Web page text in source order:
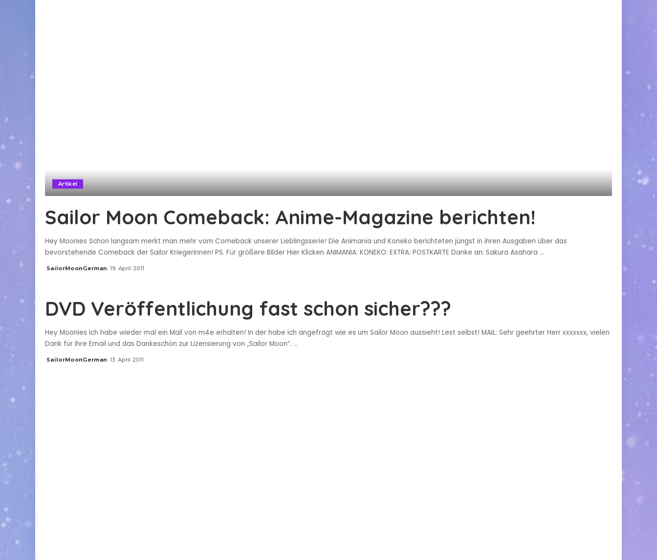
Artikel
Sailor Moon Comeback: Anime-Magazine berichten!
Hey Moonies Schon langsam merkt man mehr vom Comeback unserer Lieblingsserie! Die Animania und Koneko berichteten jüngst in ihren Ausgaben über das
bevorstehende Comeback der Sailor Kriegerinnen! PS. Für größere Bilder Hier Klicken ANIMANIA: KONEKO: EXTRA: POSTKARTE Danke an: Sakura Asahara ...
Posted
SailorMoonGerman 19. April 2011
DVD Veröffentlichung fast schon sicher???
Hey Moonies Ich habe wieder mal ein Mail von m4e erhalten! In der habe ich angefragt wie es um Sailor Moon aussieht! Lest selbst! MAIL: Sehr geehrter Herr xxxxxxx, vielen
Dank für Ihre Email und das Dankeschön zur Lizensierung von „Sailor Moon“. ...
Posted
SailorMoonGerman 13. April 2011